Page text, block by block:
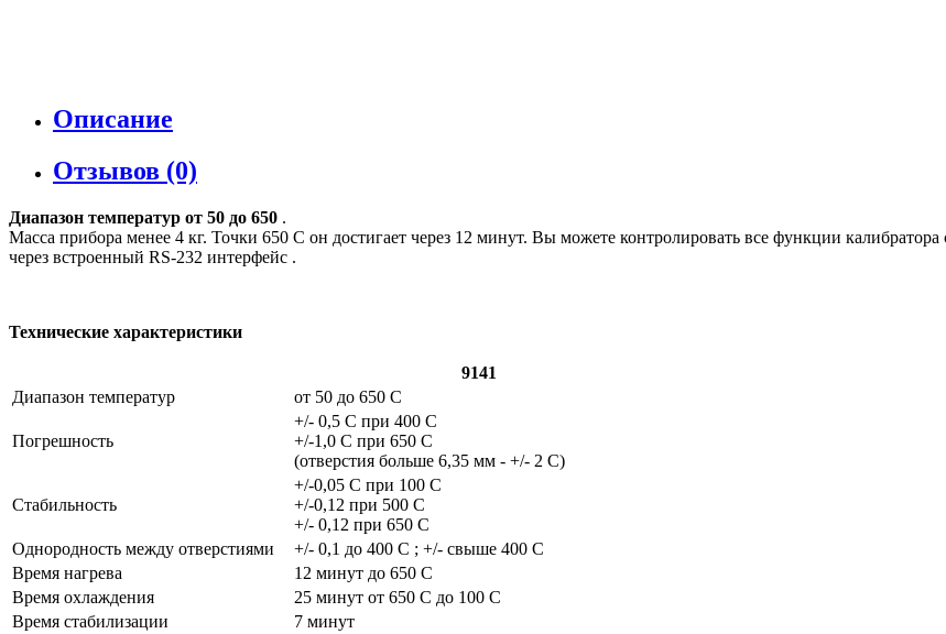
Описание
Отзывов (0)
Диапазон температур от 50 до 650 .
Масса прибора менее 4 кг. Точки 650 С он достигает через 12 минут. Вы можете контролировать все функции
через встроенный RS-232 интерфейс .
Технические характеристики
9141
Диапазон температур
от 50 до 650 С
Погрешность
+/- 0,5 С при 400 С
+/-1,0 C при 650 С
(отверстия больше 6,35 мм - +/- 2 С)
Стабильность
+/-0,05 С при 100 С
+/-0,12 при 500 С
+/- 0,12 при 650 С
Однородность между отверстиями
+/- 0,1 до 400 С ; +/- свыше 400 С
Время нагрева
12 минут до 650 С
Время охлаждения
25 минут от 650 С до 100 С
Время стабилизации
7 минут